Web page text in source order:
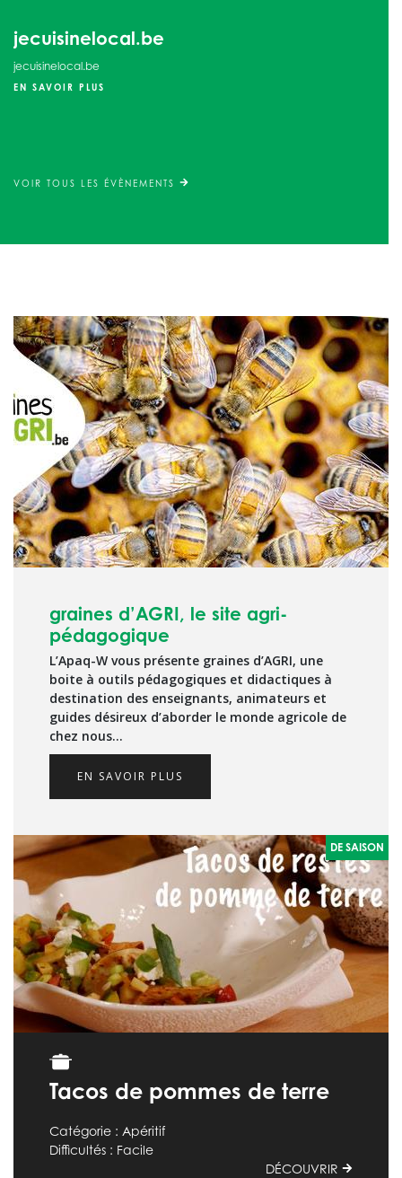
jecuisinelocal.be
jecuisinelocal.be
EN SAVOIR PLUS
VOIR TOUS LES ÉVÈNEMENTS
graines d’AGRI, le site agri-
pédagogique
L’Apaq-W vous présente graines d’AGRI, une
boite à outils pédagogiques et didactiques à
destination des enseignants, animateurs et
guides désireux d’aborder le monde agricole de
chez nous…
EN SAVOIR PLUS
DE SAISON
Tacos de pommes de terre
Catégorie : Apéritif
Difficultés : Facile
DÉCOUVRIR